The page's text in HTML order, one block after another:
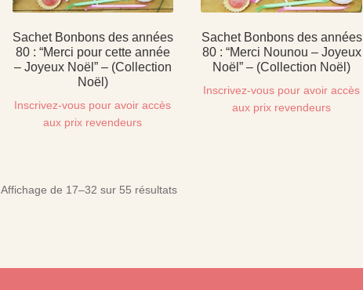
Sachet Bonbons des années
80 : “Merci pour cette année
– Joyeux Noël” – (Collection
Noël)
Inscrivez-vous pour avoir accès
aux prix revendeurs
Sachet Bonbons des années
80 : “Merci Nounou – Joyeux
Noël” – (Collection Noël)
Inscrivez-vous pour avoir accès
aux prix revendeurs
Affichage de 17–32 sur 55 résultats